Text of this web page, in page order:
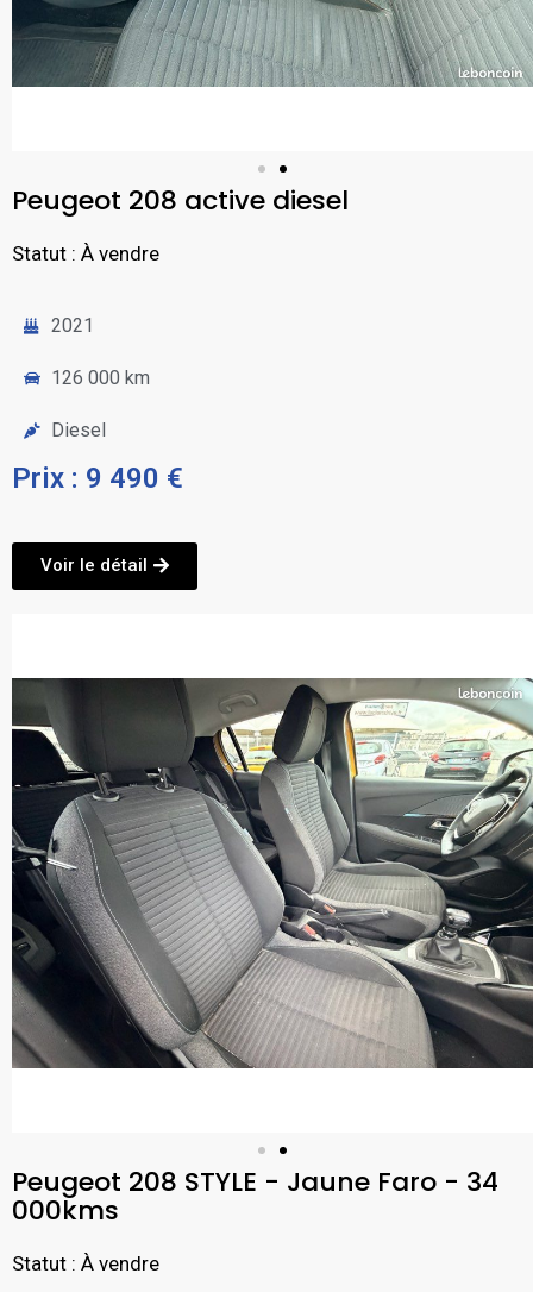
Peugeot 208 active diesel
Statut : À vendre
2021
126 000 km
Diesel
Prix : 9 490 €
Voir le détail
Peugeot 208 STYLE - Jaune Faro - 34
000kms
Statut : À vendre